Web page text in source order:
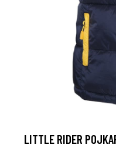
LITTLE RIDER